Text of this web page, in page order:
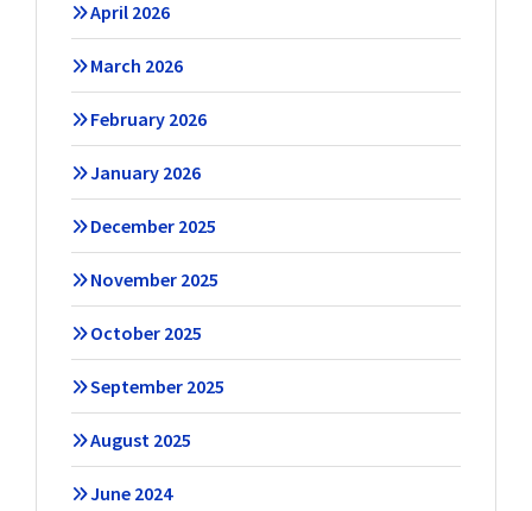
April 2026
March 2026
February 2026
January 2026
December 2025
November 2025
October 2025
September 2025
August 2025
June 2024